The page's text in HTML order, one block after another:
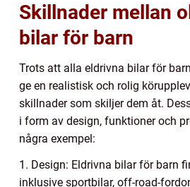
Skillnader mellan
bilar för barn
Trots att alla eldrivna bilar för
ge en realistisk och rolig
skillnader som skiljer dem åt.
i form av design, funktioner och
några exempel:
1. Design: Eldrivna bilar för barn
inklusive sportbilar, off-road-